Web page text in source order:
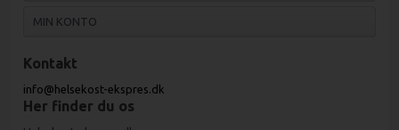
MIN KONTO
Kontakt
info@helsekost-ekspres.dk
Her finder du os